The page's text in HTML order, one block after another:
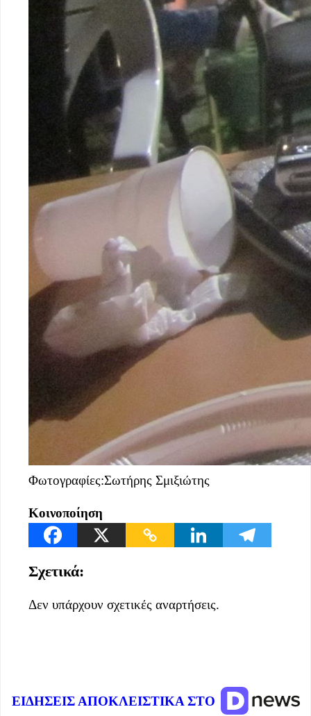
Φωτογραφίες:Σωτήρης Σμιξιώτης
Κοινοποίηση
Σχετικά:
Δεν υπάρχουν σχετικές αναρτήσεις.
ΕΙΔΗΣΕΙΣ ΑΠΟΚΛΕΙΣΤΙΚΑ ΣΤΟ